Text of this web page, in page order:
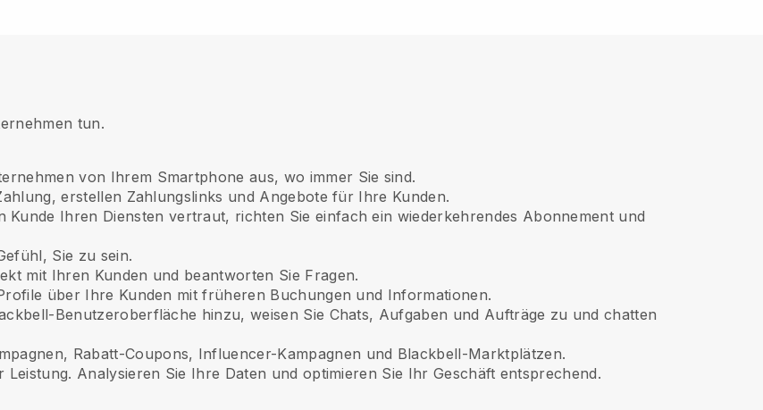
tun.
von Ihrem Smartphone aus, wo immer Sie sind.
erstellen Zahlungslinks und Angebote für Ihre Kunden.
Kunde Ihren Diensten vertraut, richten Sie einfach ein wiederkehrendes Abonnement und
Sie zu sein.
mit Ihren Kunden und beantworten Sie Fragen.
über Ihre Kunden mit früheren Buchungen und Informationen.
Benutzeroberfläche hinzu, weisen Sie Chats, Aufgaben und Aufträge zu und chatten
Rabatt-Coupons, Influencer-Kampagnen und Blackbell-Marktplätzen.
Leistung. Analysieren Sie Ihre Daten und optimieren Sie Ihr Geschäft entsprechend.